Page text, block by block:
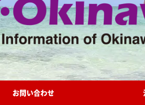
お問い合わせ